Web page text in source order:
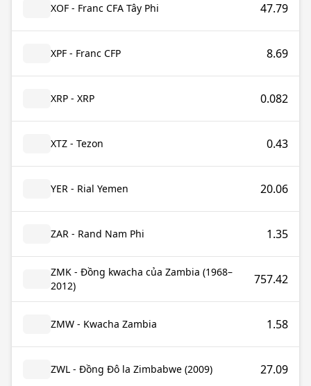
XOF - Franc CFA Tây Phi 47.79
XPF - Franc CFP 8.69
XRP - XRP 0.082
XTZ - Tezon 0.43
YER - Rial Yemen 20.06
ZAR - Rand Nam Phi 1.35
ZMK - Đồng kwacha của Zambia (1968–
2012)
757.42
ZMW - Kwacha Zambia 1.58
ZWL - Đồng Đô la Zimbabwe (2009) 27.09